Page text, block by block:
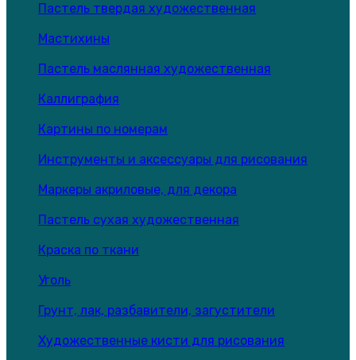
Пастель твердая художественная
Мастихины
Пастель маслянная художественная
Каллиграфия
Картины по номерам
Инструменты и аксессуары для рисования
Маркеры акриловые, для декора
Пастель сухая художественная
Краска по ткани
Уголь
Грунт, лак, разбавители, загустители
Художественные кисти для рисования